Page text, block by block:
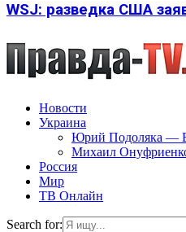
WSJ: разведка США
Новости
Украина
Юрий Подоляка —
Михаил
Россия
Мир
ТВ Онлайн
Search for: